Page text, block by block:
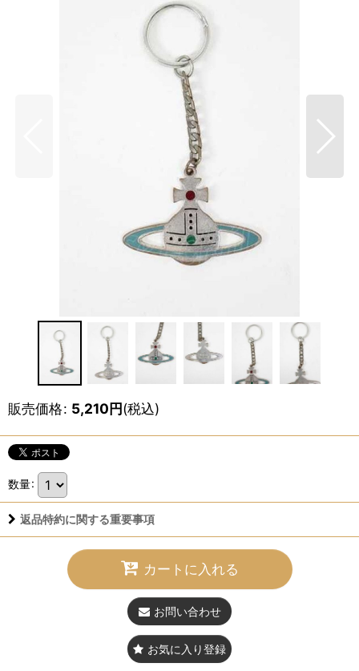
販売価格: 5,210円(税込)
数量:
返品特約に関する重要事項
カートに入れる
お問い合わせ
お気に入り登録